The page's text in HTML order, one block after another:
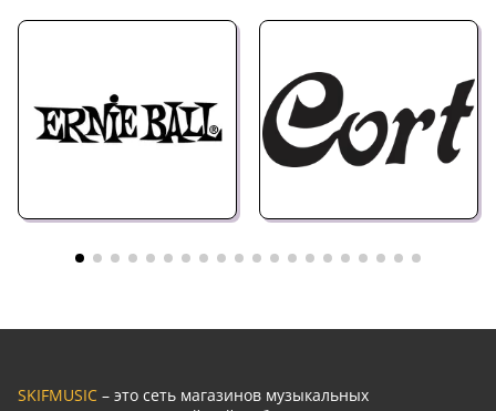
SKIFMUSIC – это сеть магазинов музыкальных